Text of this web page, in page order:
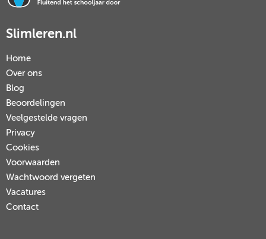
Slimleren.nl
Home
Over ons
Blog
Beoordelingen
Veelgestelde vragen
Privacy
Cookies
Voorwaarden
Wachtwoord vergeten
Vacatures
Contact